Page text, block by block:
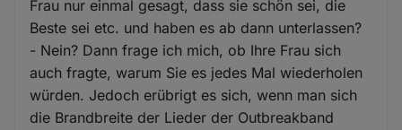
Frau nur einmal gesagt, dass sie schön sei, die
Beste sei etc. und haben es ab dann unterlassen?
- Nein? Dann frage ich mich, ob Ihre Frau sich
auch fragte, warum Sie es jedes Mal wiederholen
würden. Jedoch erübrigt es sich, wenn man sich
die Brandbreite der Lieder der Outbreakband